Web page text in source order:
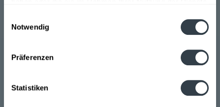
Notwendig
Präferenzen
Statistiken
Generation, statt. Armand Machater kreierte Schilerol
Alternative zu den gängigen Spritzgetränken im eigenen